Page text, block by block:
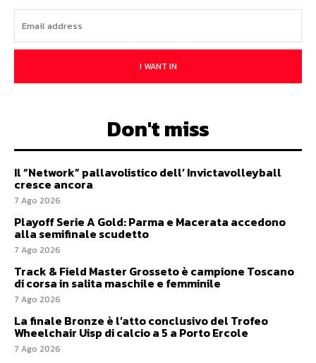
I WANT IN
Don't miss
Il “Network” pallavolistico dell’ Invictavolleyball
cresce ancora
7 Ago 2026
Playoff Serie A Gold: Parma e Macerata accedono
alla semifinale scudetto
7 Ago 2026
Track & Field Master Grosseto è campione Toscano
di corsa in salita maschile e femminile
7 Ago 2026
La finale Bronze è l’atto conclusivo del Trofeo
Wheelchair Uisp di calcio a 5 a Porto Ercole
7 Ago 2026